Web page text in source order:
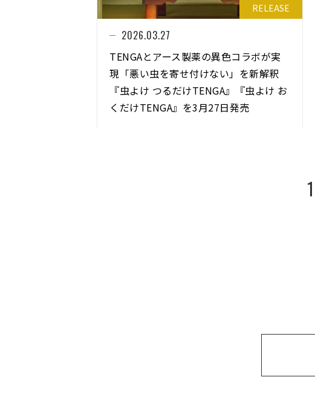
RELEASE
2026.03.27
TENGAとアース製薬の異色コラボが実
現「悪い虫を寄せ付けない」を新解釈
『虫よけ つるだけTENGA』『虫よけ お
くだけTENGA』を3月27日発売
1